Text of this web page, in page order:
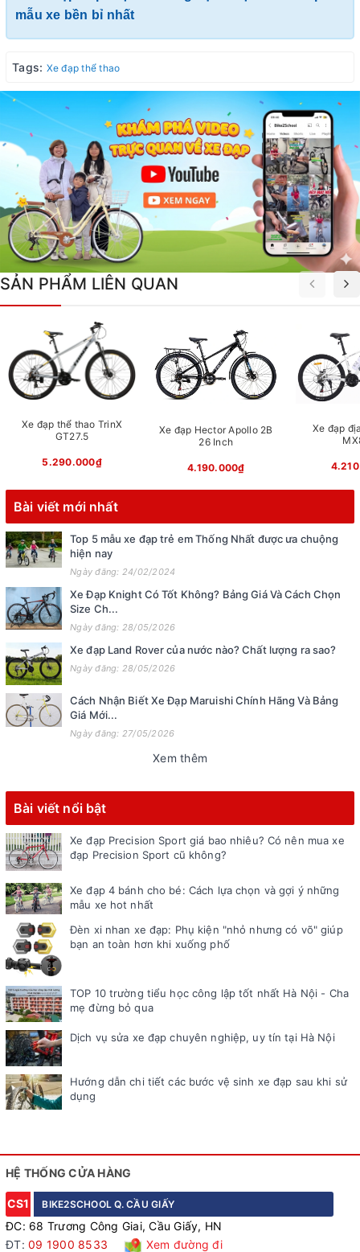
mẫu xe bền bỉ nhất
Tags: Xe đạp thể thao
SẢN PHẨM LIÊN QUAN
Xe đạp thể thao TrinX
GT27.5
5.290.000₫
Xe đạp Hector Apollo 2B
26 Inch
4.190.000₫
Xe đạp
Bài viết mới nhất
Top 5 mẫu xe đạp trẻ em Thống Nhất được ưa chuộng
hiện nay
Ngày đăng: 24/02/2024
Xe Đạp Knight Có Tốt Không? Bảng Giá Và Cách Chọn
Size Ch...
Ngày đăng: 28/05/2026
Xe đạp Land Rover của nước nào? Chất lượng ra sao?
Ngày đăng: 28/05/2026
Cách Nhận Biết Xe Đạp Maruishi Chính Hãng Và Bảng
Giá Mới...
Ngày đăng: 27/05/2026
Xem thêm
Bài viết nổi bật
Xe đạp Precision Sport giá bao nhiêu? Có nên mua xe
đạp Precision Sport cũ không?
Xe đạp 4 bánh cho bé: Cách lựa chọn và gợi ý những
mẫu xe hot nhất
Đèn xi nhan xe đạp: Phụ kiện "nhỏ nhưng có võ" giúp
bạn an toàn hơn khi xuống phố
TOP 10 trường tiểu học công lập tốt nhất Hà Nội - Cha
mẹ đừng bỏ qua
Dịch vụ sửa xe đạp chuyên nghiệp, uy tín tại Hà Nội
Hướng dẫn chi tiết các bước vệ sinh xe đạp sau khi sử
dụng
HỆ THỐNG CỬA HÀNG
CS1 BIKE2SCHOOL Q. CẦU GIẤY
ĐC: 68 Trương Công Giai, Cầu Giấy, HN
ĐT: 09 1900 8533
Xem đường đi